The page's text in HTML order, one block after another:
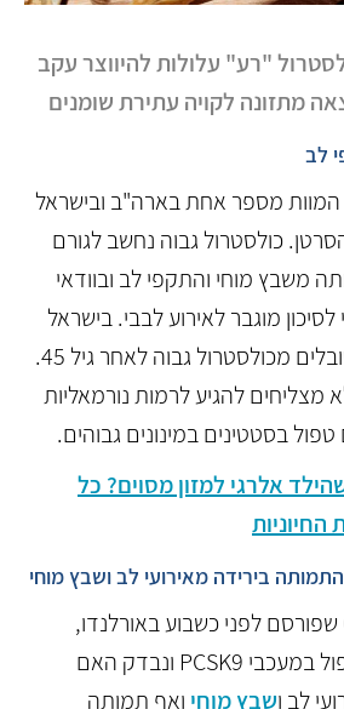
"רע" עלולות להיווצר עקב
מתזונה לקויה עתירת שומנים
לב
מספר אחת בארה"ב ובישראל
כולסטרול גבוה נחשב לגורם
משבץ מוחי והתקפי לב ובוודאי
מוגבר לאירוע לבבי. בישראל
25% מהאוכלוסייה סובלים מכולסטרול גבוה לאחר גיל 45.
לא מצליחים להגיע לרמות נורמאליות
בסטטינים במינונים גבוהים.
אלרגי למזון מסוים? כל
בירידה מאירועי לב ושבץ מוחי
במחקר ה ODYSSEY שפורסם לפני כשבוע באורלנדו,
נבדקה השפעת הטיפול במעכבי PCSK9 ונבדק האם
לב ושבץ מוחי ואף תמותה